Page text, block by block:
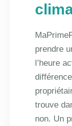
prendre
l’heure
trouve
non. Un